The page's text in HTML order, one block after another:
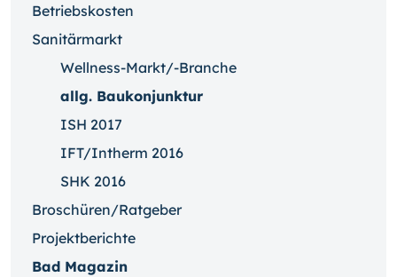
Betriebskosten
Sanitärmarkt
Wellness-Markt/-Branche
allg. Baukonjunktur
ISH 2017
IFT/Intherm 2016
SHK 2016
Broschüren/Ratgeber
Projektberichte
Bad Magazin